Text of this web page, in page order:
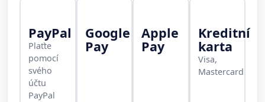
PayPal
Plaťte
pomocí
svého
účtu
PayPal
Google
Pay
Apple
Pay
Kreditní
karta
Visa,
Mastercard